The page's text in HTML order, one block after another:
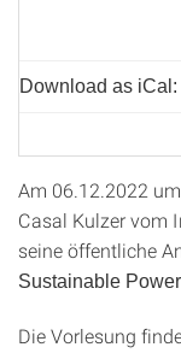
Download as iCal:
Am 06.12.2022
Casal Kulzer vom
seine öffentliche
Sustainable
Die Vorlesung